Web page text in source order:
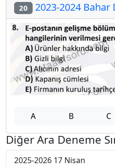
20 2023-2024 Bahar
A B C
Diğer Ara Deneme
2025-2026 17 Nisan